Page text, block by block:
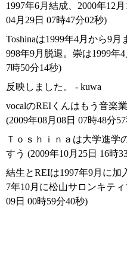
1997年6月結成、2000年12
04月29日 07時47分02秒)
Toshinaは1999年4月から9
998年9月脱退。崇は1999年
7時50分14秒)
反映しました。 - kuwa
vocalのREIくんはもう音楽
(2009年08月08日 07時48分
Ｔｏｓｈｉｎａは大学進学
すう (2009年10月25日 16時
結生とREIは1997年9月に加
7年10月に松山サロンキテ
09日 00時59分40秒)